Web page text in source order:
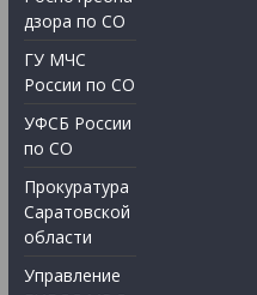
дзора по СО
ГУ МЧС
России по СО
УФСБ России
по СО
Прокуратура
Саратовской
области
Управление